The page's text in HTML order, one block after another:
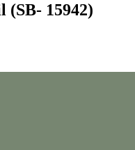
15942)